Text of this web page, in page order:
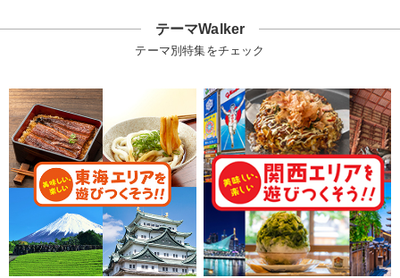
テーマWalker
テーマ別特集をチェック